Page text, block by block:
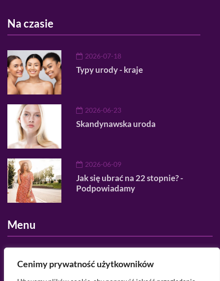
Cenimy prywatność użytkowników
Na czasie
2026-07-18
Typy urody - kraje
2026-06-23
Skandynawska uroda
2026-06-09
Jak się ubrać na 22 stopnie? -
Podpowiadamy
Menu
Regulamin serwisu